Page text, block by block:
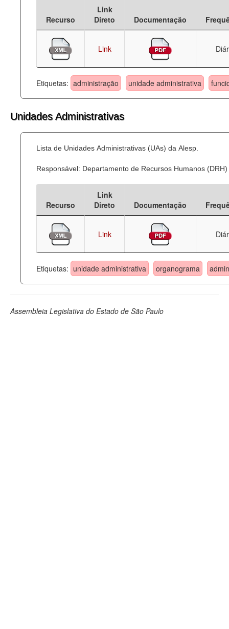
Recurso
Link
Direto
Documentação
Link
Etiquetas: administração unidade administrativa
Unidades Administrativas
Lista de Unidades Administrativas (UAs) da Alesp.
Responsável: Departamento de Recursos Humanos (DRH)
Recurso
Link
Direto
Documentação
Link
Etiquetas: unidade administrativa organograma
Assembleia Legislativa do Estado de São Paulo